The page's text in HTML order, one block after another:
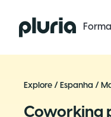
Logo Pluria
Explore / Espanha /
Coworking